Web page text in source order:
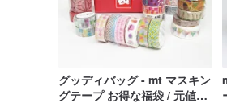
グッディバッグ - mt マスキン
グテープ お得な福袋 / 元値